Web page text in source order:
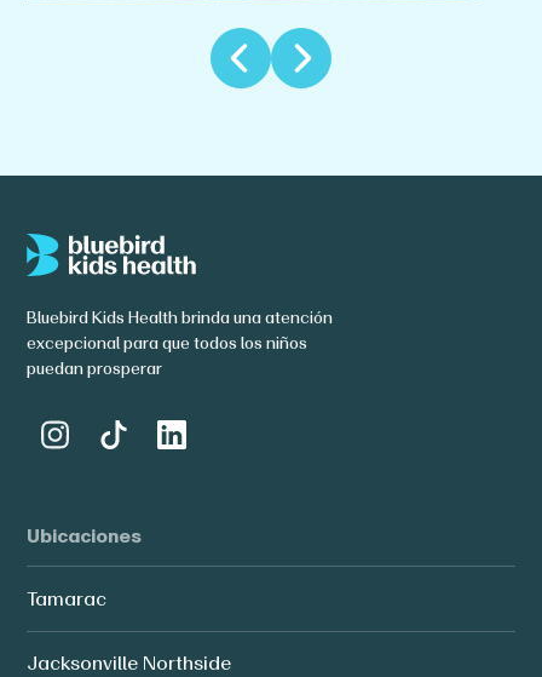
Bluebird Kids Health brinda una atención
excepcional para que todos los niños
puedan prosperar
Ubicaciones
Tamarac
Jacksonville Northside